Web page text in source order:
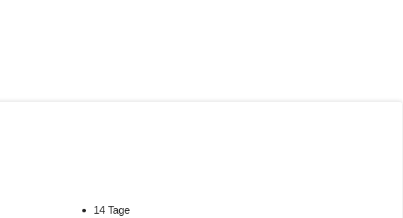
14 Tage